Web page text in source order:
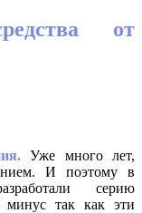
от
Уже много лет,
И поэтому в
серию
минус так как эти